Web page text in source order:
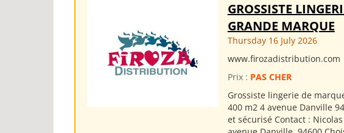
GROSSISTE
GRANDE MARQUE
Thursday 16 July 2026
www.firozadistribution.com
Prix : PAS CHER
Grossiste lingerie de
400 m2 4 avenue Danville
et sécurisé Contact :